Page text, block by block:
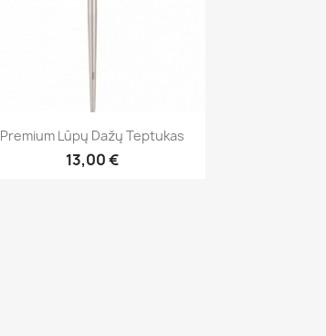
Greita peržiūra
Premium Lūpų Dažų Teptukas
13,00 €